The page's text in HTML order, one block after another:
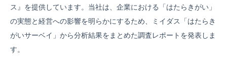
ス』を提供しています。当社は、企業における「はたらきがい」
の実態と経営への影響を明らかにするため、ミイダス「はたらき
がいサーベイ」から分析結果をまとめた調査レポートを発表しま
す。